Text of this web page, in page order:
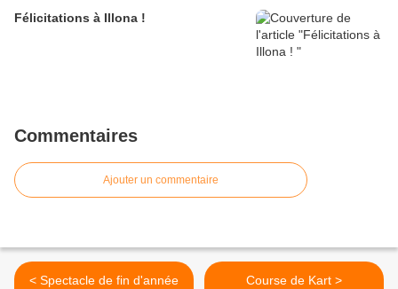
Félicitations à Illona !
Commentaires
Ajouter un commentaire
< Spectacle de fin d'année
Course de Kart >